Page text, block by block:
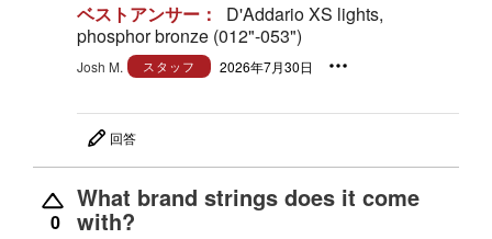
ベストアンサー：
D'Addario XS lights,
phosphor bronze (012"-053")
Josh M. スタッフ 2026年7月30日
回答
0
What brand strings does it come
with?